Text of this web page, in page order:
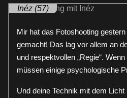
Inéz (57)
Mir hat das Fotoshooting
gemacht! Das lag vor allem an deiner sehr einfühlsamen
und respektvollen „Regie“.
müssen einige psychologische
Und deine Technik mit dem